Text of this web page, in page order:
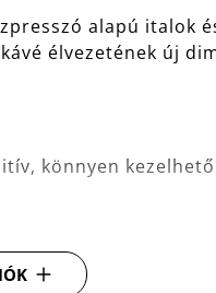
alapú italok
élvezetének új
könnyen
és az 5